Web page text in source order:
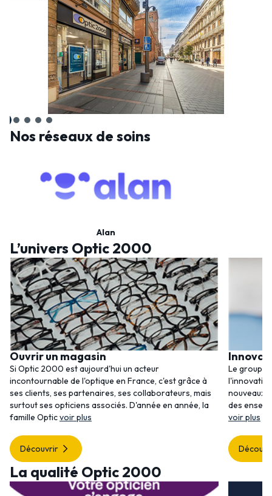
Nos réseaux de soins
Alan
L’univers Optic 2000
Ouvrir un magasin
Si Optic 2000 est aujourd'hui un acteur
incontournable de l'optique en France, c'est grâce à
ses clients, ses partenaires, ses collaborateurs, mais
surtout ses opticiens associés. D'année en année, la
famille Opticvoir plus
Découvrir
Le
nouveaux
des
voir plus
La qualité Optic 2000